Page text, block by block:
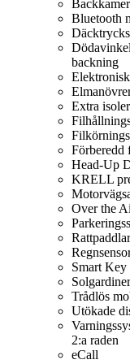
Bluetooth
backning
Extra
Förberedd
Head-Up
KRELL
Over the
Rattpaddlar
Smart Key
Trådlös
Utökade
2:a raden
eCall